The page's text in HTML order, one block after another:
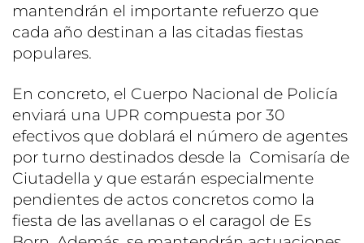
mantendrán el importante refuerzo que
cada año destinan a las citadas fiestas
populares.
En concreto, el Cuerpo Nacional de Policía
enviará una UPR compuesta por 30
efectivos que doblará el número de agentes
por turno destinados desde la Comisaría de
Ciutadella y que estarán especialmente
pendientes de actos concretos como la
fiesta de las avellanas o el caragol de Es